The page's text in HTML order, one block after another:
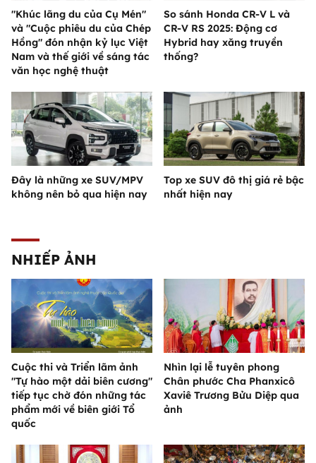
"Khúc lãng du của Cụ Mén"
và "Cuộc phiêu du của Chép
Hồng" đón nhận kỷ lục Việt
Nam và thế giới về sáng tác
văn học nghệ thuật
So sánh Honda CR-V L và
CR-V RS 2025: Động cơ
Hybrid hay xăng truyền
thống?
Đây là những xe SUV/MPV
không nên bỏ qua hiện nay
Top xe SUV đô thị giá rẻ bậc
nhất hiện nay
NHIẾP ẢNH
Cuộc thi và Triển lãm ảnh
"Tự hào một dải biên cương"
tiếp tục chờ đón những tác
phẩm mới về biên giới Tổ
quốc
Nhìn lại lễ tuyên phong
Chân phước Cha Phanxicô
Xaviê Trương Bửu Diệp qua
ảnh